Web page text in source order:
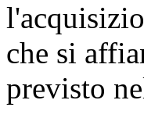
che si
previsto